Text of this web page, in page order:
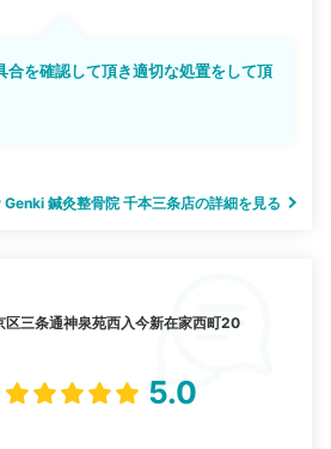
合を確認して頂き適切な処置をして頂
鍼灸整骨院 千本三条店の詳細を見る
区三条通神泉苑西入今新在家西町20
5.0